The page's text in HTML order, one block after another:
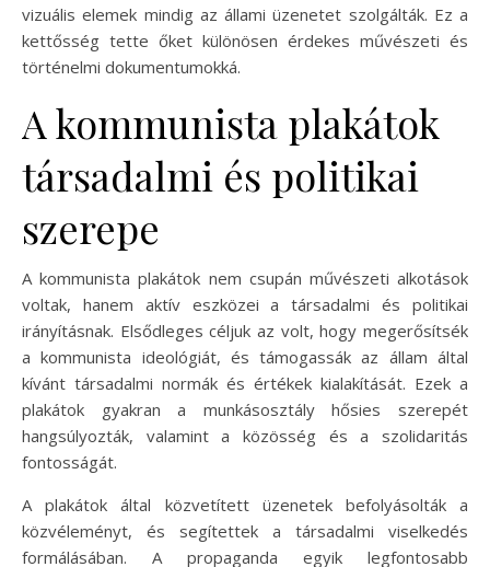
vizuális elemek mindig az állami üzenetet szolgálták. Ez a
kettősség tette őket különösen érdekes művészeti és
történelmi dokumentumokká.
A kommunista plakátok
társadalmi és politikai
szerepe
A kommunista plakátok nem csupán művészeti alkotások
voltak, hanem aktív eszközei a társadalmi és politikai
irányításnak. Elsődleges céljuk az volt, hogy megerősítsék
a kommunista ideológiát, és támogassák az állam által
kívánt társadalmi normák és értékek kialakítását. Ezek a
plakátok gyakran a munkásosztály hősies szerepét
hangsúlyozták, valamint a közösség és a szolidaritás
fontosságát.
A plakátok által közvetített üzenetek befolyásolták a
közvéleményt, és segítettek a társadalmi viselkedés
formálásában. A propaganda egyik legfontosabb